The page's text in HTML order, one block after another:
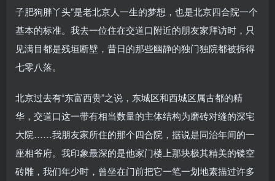
子肥狗胖丫头”是老北京人一生的梦想，也是北京四合院一个
基本的标准。我去一位住在交道口附近的朋友家拜访时，只
见满目都是残垣断壁，昔日的那些幽静的独门独院都被拆得
七零八落。
北京过去有“东富西贵”之说，东城区和西城区属古都的精
华，交道口这一带有相当数量的主体结构为磨砖对缝的深宅
大院……我朋友家所住的那个四合院，据说是同治年间的一
座相爷府。我印象最深的是他家门楼上那块极其精美的镂空
砖雕，我们年少时，曾坐在门前把它一笔一划地素描过许多